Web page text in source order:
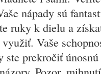
nápady sú
ruky k dielu a
Vaše
ste prekročiť